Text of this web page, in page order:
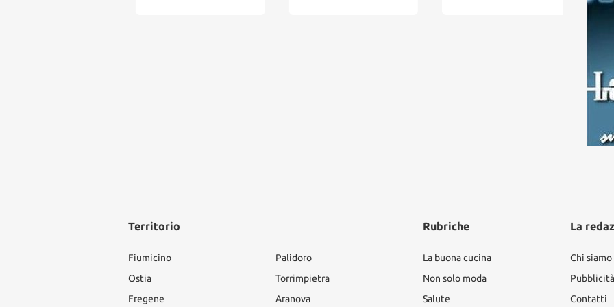
Territorio
Fiumicino
Ostia
Fregene
Palidoro
Torrimpietra
Aranova
Rubriche
La buona cucina
Non solo moda
Salute
La
Chi siamo
Pubblicità
Contatti